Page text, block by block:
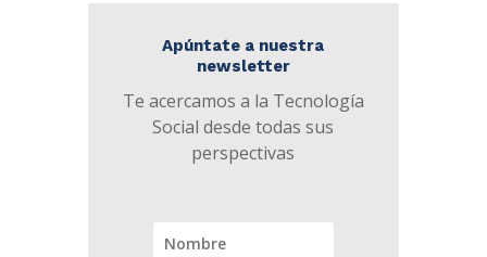
Apúntate a nuestra
newsletter
Te acercamos a la Tecnología
Social desde todas sus
perspectivas